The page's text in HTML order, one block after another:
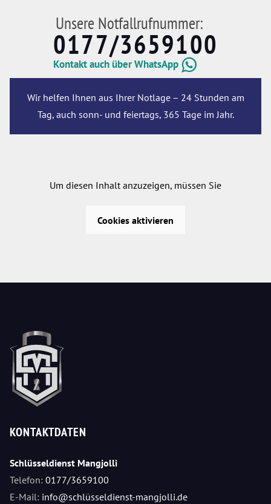
Unsere Notfallrufnummer:
0177/3659100
Kontakt auch über WhatsApp
Wir helfen Ihnen aus Ihrer Notlage – 24 Stunden am
Tag, auch sonn- und feiertags, 365 Tage im Jahr.
Um diesen Inhalt anzuzeigen, müssen Sie
Cookies aktivieren
KONTAKTDATEN
Schlüsseldienst Mangjolli
Telefon: 0177/3659100
E-Mail: info@schlüsseldienst-mangjolli.de